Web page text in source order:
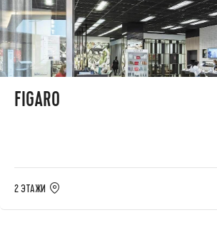
FIGARO
2 ЭТАЖИ